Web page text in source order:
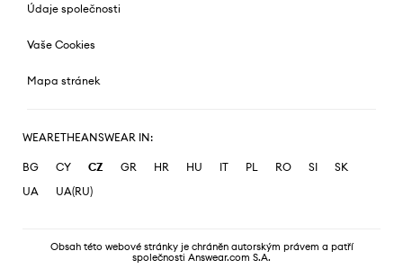
Údaje společnosti
Vaše Cookies
Mapa stránek
WEARETHEANSWEAR IN:
BG CY CZ GR HR HU IT PL RO SI
SK
UA
UA(RU)
Obsah této webové stránky je chráněn autorským právem a patří
společnosti Answear.com S.A.